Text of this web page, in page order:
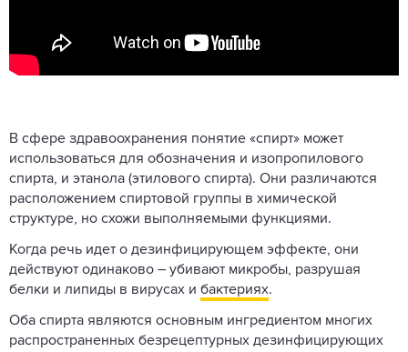
В сфере здравоохранения понятие «спирт» может
использоваться для обозначения и изопропилового
спирта, и этанола (этилового спирта). Они различаются
расположением спиртовой группы в химической
структуре, но схожи выполняемыми функциями.
Когда речь идет о дезинфицирующем эффекте, они
действуют одинаково – убивают микробы, разрушая
белки и липиды в вирусах и бактериях.
Оба спирта являются основным ингредиентом многих
распространенных безрецептурных дезинфицирующих